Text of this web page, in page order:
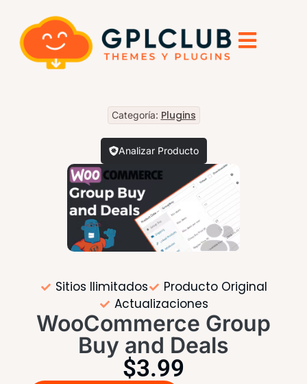
Categoría: Plugins
Analizar Producto
Sitios Ilimitados
Producto Original
Actualizaciones
WooCommerce Group
Buy and Deals
$3.99